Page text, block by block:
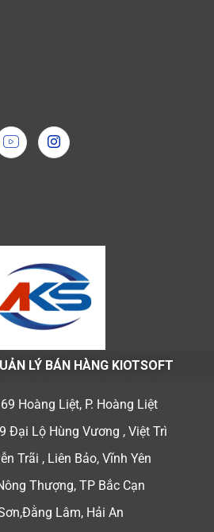
LÝ BÁN HÀNG KIOTSOFT
Hoàng Liệt, P. Hoàng Liệt
Đại Lộ Hùng Vương , Việt Trì
Trãi , Liên Bảo, Vĩnh Yên
Thượng, TP Bắc Cạn
Lâm, Hải An